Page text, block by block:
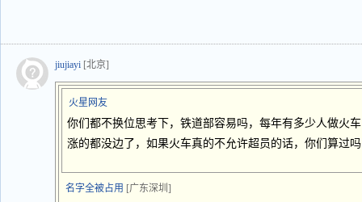
jiujiayi [北京]
火星网友
你们都不换位思考下，铁道部容易吗，每年有多少人做火
涨的都没边了，如果火车真的不允许超员的话，你们算过
名字全被占用 [广东深圳]